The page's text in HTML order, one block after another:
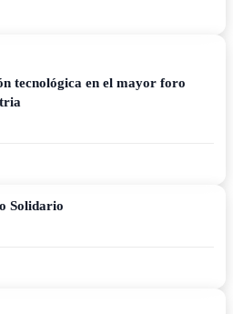
tecnológica en el mayor foro
Solidario